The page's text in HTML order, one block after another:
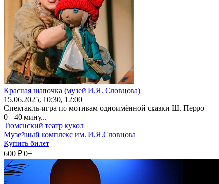
Красная шапочка (музей И.Я. Словцова)
15.06.2025, 10:30, 12:00
Спектакль-игра по мотивам одноимённой сказки Ш. Перро
0+ 40 мину...
Тюменский театр кукол
Музейный комплекс им. И.Я.Словцова
Купить билет
600 ₽ 0+